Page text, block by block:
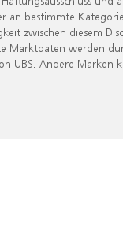
an bestimmte
zwischen diesem
Marktdaten werden
UBS. Andere Marken